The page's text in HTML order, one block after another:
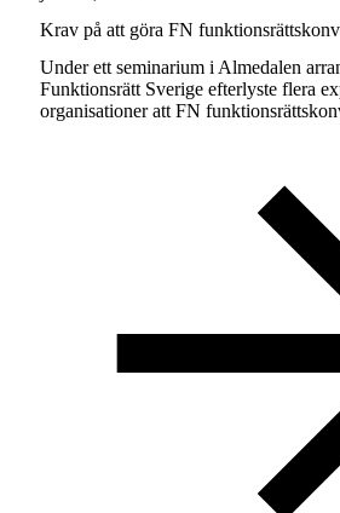
Krav på att göra FN
Under ett seminarium i Almedalen
Funktionsrätt Sverige efterlyste flera
organisationer att FN